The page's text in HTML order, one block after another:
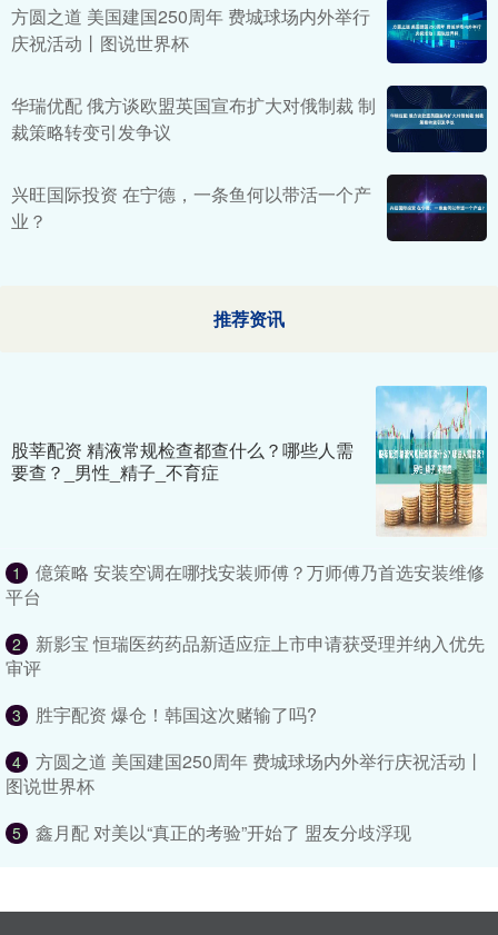
方圆之道 美国建国250周年 费城球场内外举行
庆祝活动丨图说世界杯
华瑞优配 俄方谈欧盟英国宣布扩大对俄制裁 制
裁策略转变引发争议
兴旺国际投资 在宁德，一条鱼何以带活一个产
业？
推荐资讯
股莘配资 精液常规检查都查什么？哪些人需
要查？_男性_精子_不育症
1
億策略 安装空调在哪找安装师傅？万师傅乃首选安装维修
平台
2
新影宝 恒瑞医药药品新适应症上市申请获受理并纳入优先
审评
3 胜宇配资 爆仓！韩国这次赌输了吗?
4
方圆之道 美国建国250周年 费城球场内外举行庆祝活动丨
图说世界杯
5 鑫月配 对美以“真正的考验”开始了 盟友分歧浮现